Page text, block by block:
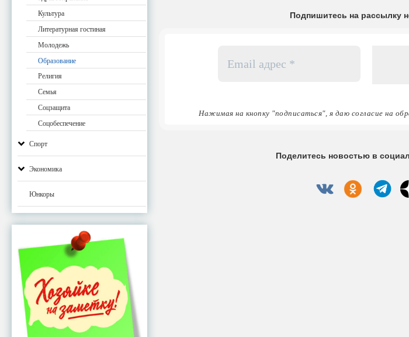
Культура
Литературная гостиная
Молодежь
Образование
Религия
Семья
Соцзащита
Соцобеспечение
Спорт
Экономика
Юнкоры
Подпишитесь на рассылку
адрес
Нажимая на кнопку "подписаться", я даю согласие на
Поделитесь новостью в